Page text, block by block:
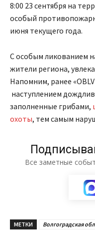
8:00 23 сентября на
особый
июня текущего года.
С особым ликованием
жители региона,
Напомним, ранее
наступлением
заполненные грибами,
охоты, тем самым
Все заметные
МЕТКИ Волгоградская